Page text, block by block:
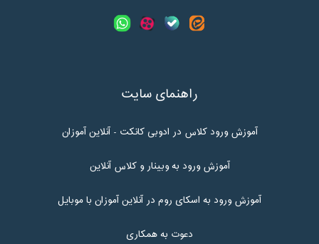
راهنمای سایت
آموزش ورود کلاس در ادوبی کانکت - آنلاین آموزان
آموزش ورود به وبینار و کلاس آنلاین
آموزش ورود به اسکای روم در آنلاین آموزان با موبایل
دعوت به همکاری